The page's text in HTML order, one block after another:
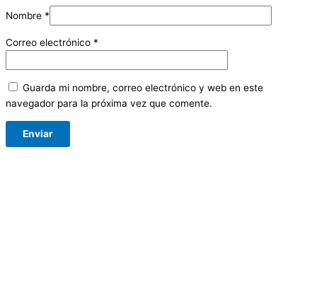
Nombre *
Correo electrónico *
Guarda mi nombre, correo electrónico y web en este
navegador para la próxima vez que comente.